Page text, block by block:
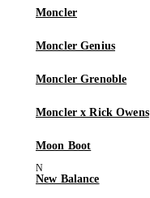
Moncler
Moncler Genius
Moncler Grenoble
Moncler x Rick Owens
Moon Boot
New Balance